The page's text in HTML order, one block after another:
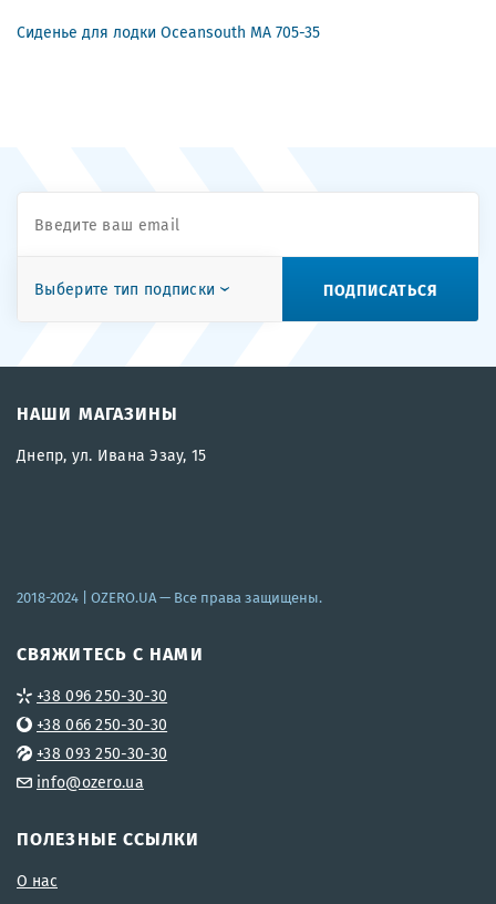
Сиденье для лодки Oceansouth MA 705-35
Выберите тип подписки ПОДПИСАТЬСЯ
НАШИ МАГАЗИНЫ
Днепр, ул. Ивана Эзау, 15
2018-2024 | OZERO.UA— Все права защищены.
СВЯЖИТЕСЬ С НАМИ
+38 096 250-30-30
+38 066 250-30-30
+38 093 250-30-30
info@ozero.ua
ПОЛЕЗНЫЕ ССЫЛКИ
О нас